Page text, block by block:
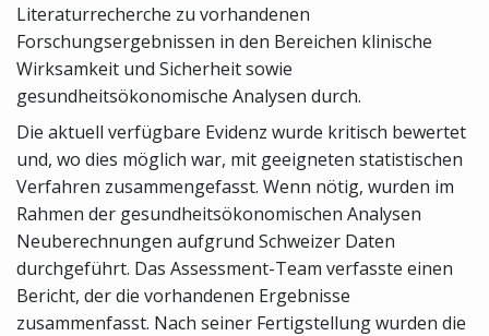
Literaturrecherche zu vorhandenen
Forschungsergebnissen in den Bereichen klinische
Wirksamkeit und Sicherheit sowie
gesundheitsökonomische Analysen durch.
Die aktuell verfügbare Evidenz wurde kritisch bewertet
und, wo dies möglich war, mit geeigneten statistischen
Verfahren zusammengefasst. Wenn nötig, wurden im
Rahmen der gesundheitsökonomischen Analysen
Neuberechnungen aufgrund Schweizer Daten
durchgeführt. Das Assessment-Team verfasste einen
Bericht, der die vorhandenen Ergebnisse
zusammenfasst. Nach seiner Fertigstellung wurden die